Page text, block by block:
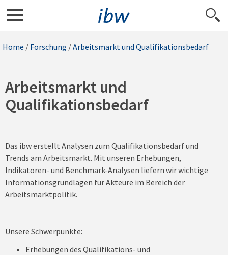
Home / Forschung /Arbeitsmarkt und Qualifikationsbedarf
Arbeitsmarkt und
Qualifikationsbedarf
Das ibw erstellt Analysen zum Qualifikationsbedarf und
Trends am Arbeitsmarkt. Mit unseren Erhebungen,
Indikatoren- und Benchmark-Analysen liefern wir wichtige
Informationsgrundlagen für Akteure im Bereich der
Arbeitsmarktpolitik.
Unsere Schwerpunkte:
Erhebungen des Qualifikations- und